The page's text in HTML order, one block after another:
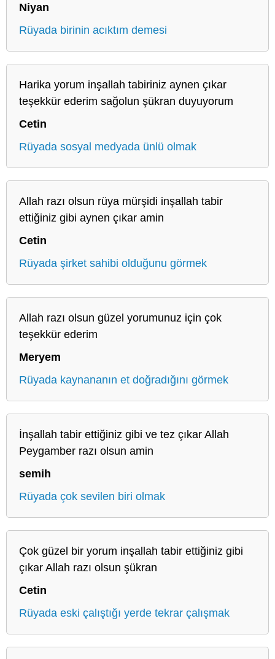
Niyan
Rüyada birinin acıktım demesi
Harika yorum inşallah tabiriniz aynen çıkar
teşekkür ederim sağolun şükran duyuyorum
Cetin
Rüyada sosyal medyada ünlü olmak
Allah razı olsun rüya mürşidi inşallah tabir
ettiğiniz gibi aynen çıkar amin
Cetin
Rüyada şirket sahibi olduğunu görmek
Allah razı olsun güzel yorumunuz için çok
teşekkür ederim
Meryem
Rüyada kaynananın et doğradığını görmek
İnşallah tabir ettiğiniz gibi ve tez çıkar Allah
Peygamber razı olsun amin
semih
Rüyada çok sevilen biri olmak
Çok güzel bir yorum inşallah tabir ettiğiniz gibi
çıkar Allah razı olsun şükran
Cetin
Rüyada eski çalıştığı yerde tekrar çalışmak